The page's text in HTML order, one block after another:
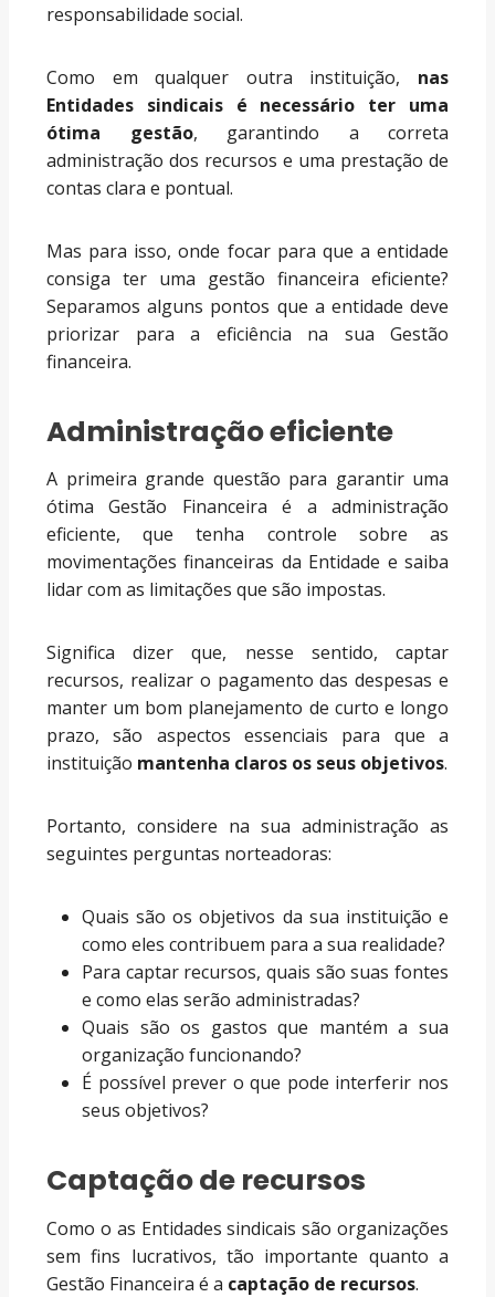
responsabilidade social.
Como em qualquer outra instituição, nas
Entidades sindicais é necessário ter uma
ótima gestão, garantindo a correta
administração dos recursos e uma prestação de
contas clara e pontual.
Mas para isso, onde focar para que a entidade
consiga ter uma gestão financeira eficiente?
Separamos alguns pontos que a entidade deve
priorizar para a eficiência na sua Gestão
financeira.
Administração eficiente
A primeira grande questão para garantir uma
ótima Gestão Financeira é a administração
eficiente, que tenha controle sobre as
movimentações financeiras da Entidade e saiba
lidar com as limitações que são impostas.
Significa dizer que, nesse sentido, captar
recursos, realizar o pagamento das despesas e
manter um bom planejamento de curto e longo
prazo, são aspectos essenciais para que a
instituição mantenha claros os seus objetivos.
Portanto, considere na sua administração as
seguintes perguntas norteadoras:
Quais são os objetivos da sua instituição e
como eles contribuem para a sua realidade?
Para captar recursos, quais são suas fontes
e como elas serão administradas?
Quais são os gastos que mantém a sua
organização funcionando?
É possível prever o que pode interferir nos
seus objetivos?
Captação de recursos
Como o as Entidades sindicais são organizações
sem fins lucrativos, tão importante quanto a
Gestão Financeira é a captação de recursos.